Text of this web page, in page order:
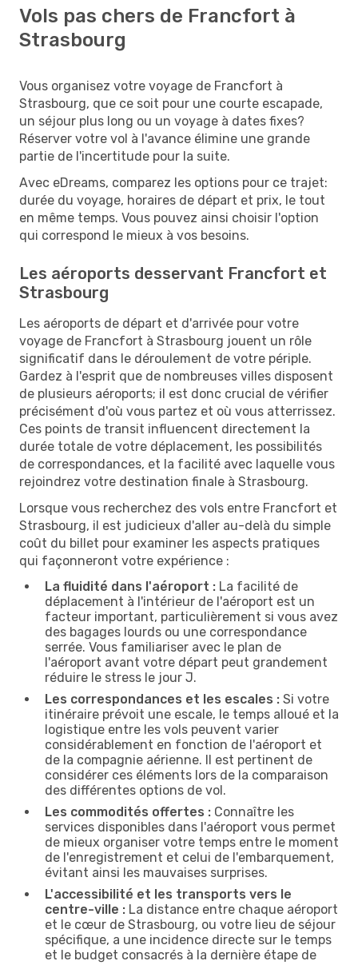
Vols pas chers de Francfort à
Strasbourg
Vous organisez votre voyage de Francfort à
Strasbourg, que ce soit pour une courte escapade,
un séjour plus long ou un voyage à dates fixes?
Réserver votre vol à l'avance élimine une grande
partie de l'incertitude pour la suite.
Avec eDreams, comparez les options pour ce trajet:
durée du voyage, horaires de départ et prix, le tout
en même temps. Vous pouvez ainsi choisir l'option
qui correspond le mieux à vos besoins.
Les aéroports desservant Francfort et
Strasbourg
Les aéroports de départ et d'arrivée pour votre
voyage de Francfort à Strasbourg jouent un rôle
significatif dans le déroulement de votre périple.
Gardez à l'esprit que de nombreuses villes disposent
de plusieurs aéroports; il est donc crucial de vérifier
précisément d'où vous partez et où vous atterrissez.
Ces points de transit influencent directement la
durée totale de votre déplacement, les possibilités
de correspondances, et la facilité avec laquelle vous
rejoindrez votre destination finale à Strasbourg.
Lorsque vous recherchez des vols entre Francfort et
Strasbourg, il est judicieux d'aller au-delà du simple
coût du billet pour examiner les aspects pratiques
qui façonneront votre expérience :
La fluidité dans l'aéroport : La facilité de
déplacement à l'intérieur de l'aéroport est un
facteur important, particulièrement si vous avez
des bagages lourds ou une correspondance
serrée. Vous familiariser avec le plan de
l'aéroport avant votre départ peut grandement
réduire le stress le jour J.
Les correspondances et les escales : Si votre
itinéraire prévoit une escale, le temps alloué et la
logistique entre les vols peuvent varier
considérablement en fonction de l'aéroport et
de la compagnie aérienne. Il est pertinent de
considérer ces éléments lors de la comparaison
des différentes options de vol.
Les commodités offertes : Connaître les
services disponibles dans l'aéroport vous permet
de mieux organiser votre temps entre le moment
de l'enregistrement et celui de l'embarquement,
évitant ainsi les mauvaises surprises.
L'accessibilité et les transports vers le
centre-ville : La distance entre chaque aéroport
et le cœur de Strasbourg, ou votre lieu de séjour
spécifique, a une incidence directe sur le temps
et le budget consacrés à la dernière étape de